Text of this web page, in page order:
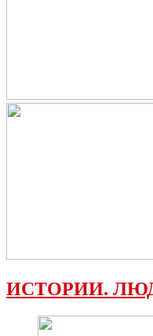
ИСТОРИИ.